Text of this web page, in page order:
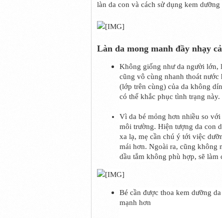
làn da con và cách sử dụng kem
Làn da mong manh đầy nhạy
Không giống như da người lớn,
cũng vô cùng nhanh thoát
(lớp trên cùng) của da không
có thể khắc phục tình trạng này.
Vì da bé mỏng hơn nhiều so
môi trường. Hiện tượng da con
xa lạ, mẹ cần chú ý tới việc
mái hơn. Ngoài ra, cũng không
dầu tắm không phù hợp, sẽ
Bé cần được thoa kem dưỡng
mạnh hơn